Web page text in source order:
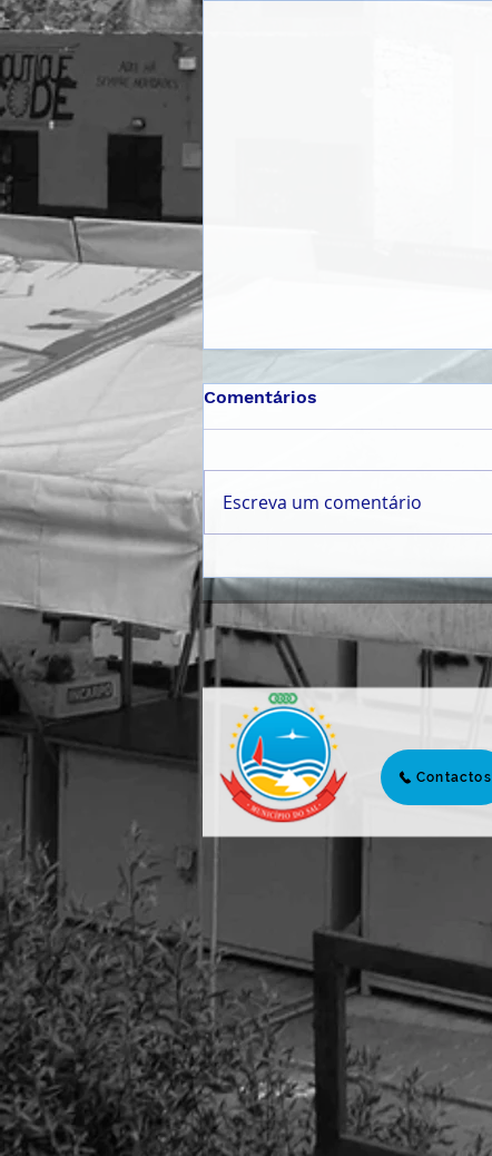
𝟮𝟬𝟮𝟲 | 𝗣𝗔𝗟𝗘𝗦𝗧𝗥𝗔
𝗜𝗡𝗖𝗘𝗡𝗧𝗜𝗩𝗔 𝗝𝗢𝗩𝗘𝗡𝗦 À
𝗖𝗜𝗗𝗔𝗗𝗔𝗡𝗜𝗔 𝗔𝗧𝗜𝗩𝗔 𝗘
𝗣𝗔𝗥𝗧𝗜𝗖𝗜𝗣𝗔ÇÃ𝗢 𝗖Í𝗩𝗜𝗖𝗔
Comentários
Escreva um comentário
Contactos